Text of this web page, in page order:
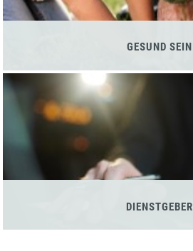
GESUND SEIN
DIENSTGEBER